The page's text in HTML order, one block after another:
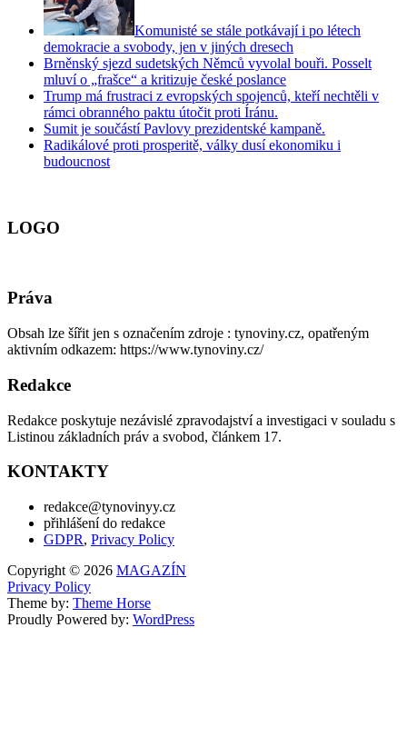
Komunisté se stále potkávají i po létech
demokracie a svobody, jen v jiných dresech
Brněnský sjezd sudetských Němců vyvolal bouři. Posselt
mluví o „frašce“ a kritizuje české poslance
Trump má frustraci z evropských spojenců, kteří nechtěli v
rámci obranného paktu útočit proti Íránu.
Sumit je součástí Pavlovy prezidentské kampaně.
Radikálové proti prosperitě, války dusí ekonomiku i
budoucnost
LOGO
Práva
Obsah lze šířit jen s označením zdroje : tynoviny.cz, opatřeným
aktivním odkazem: https://www.tynoviny.cz/
Redakce
Redakce poskytuje nezávislé zpravodajství a investigaci v souladu s
Listinou základních práv a svobod, článkem 17.
KONTAKTY
redakce@tynovinyy.cz
přihlášení do redakce
GDPR, Privacy Policy
Copyright © 2026 MAGAZÍN
Privacy Policy
Theme by: Theme Horse
Proudly Powered by: WordPress